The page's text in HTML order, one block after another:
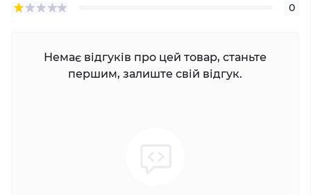
0
Немає відгуків про цей товар, станьте
першим, залиште свій відгук.